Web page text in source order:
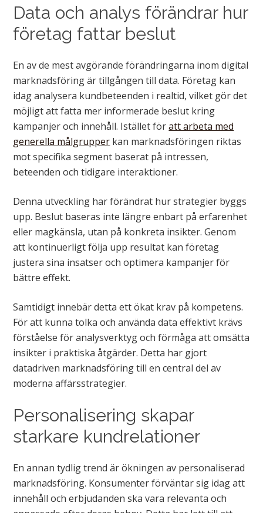
Data och analys förändrar hur
företag fattar beslut
En av de mest avgörande förändringarna inom digital
marknadsföring är tillgången till data. Företag kan
idag analysera kundbeteenden i realtid, vilket gör det
möjligt att fatta mer informerade beslut kring
kampanjer och innehåll. Istället föratt arbeta med
generella målgrupper kan marknadsföringen riktas
mot specifika segment baserat på intressen,
beteenden och tidigare interaktioner.
Denna utveckling har förändrat hur strategier byggs
upp. Beslut baseras inte längre enbart på erfarenhet
eller magkänsla, utan på konkreta insikter. Genom
att kontinuerligt följa upp resultat kan företag
justera sina insatser och optimera kampanjer för
bättre effekt.
Samtidigt innebär detta ett ökat krav på kompetens.
För att kunna tolka och använda data effektivt krävs
förståelse för analysverktyg och förmåga att omsätta
insikter i praktiska åtgärder. Detta har gjort
datadriven marknadsföring till en central del av
moderna affärsstrategier.
Personalisering skapar
starkare kundrelationer
En annan tydlig trend är ökningen av personaliserad
marknadsföring. Konsumenter förväntar sig idag att
innehåll och erbjudanden ska vara relevanta och